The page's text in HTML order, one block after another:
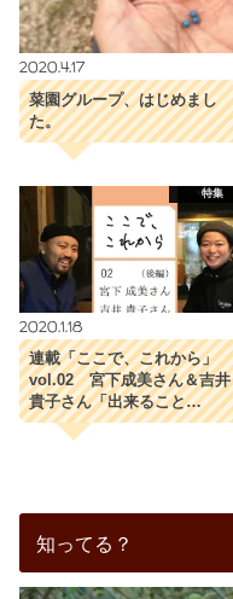
2020.4.17
菜園グループ、はじめまし
た。
特集
2020.1.18
連載「ここで、これから」
vol.02 宮下成美さん＆吉井
貴子さん「出来ること…
知ってる？